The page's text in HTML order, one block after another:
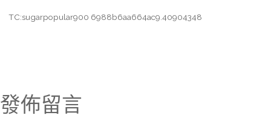
TC:sugarpopular900 6988b6aa664ac9.40904348
發佈留言